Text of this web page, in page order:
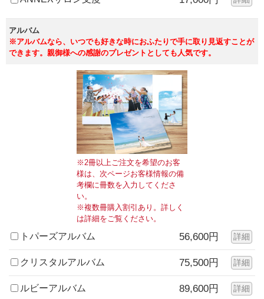
アルバム
※アルバムなら、いつでも好きな時におふたりで手に取り見返すことが
できます。親御様への感謝のプレゼントとしても人気です。
※2冊以上ご注文を希望のお客
様は、次ページお客様情報の備
考欄に冊数を入力してくださ
い。
※複数冊購入割引あり。詳しく
は詳細をご覧ください。
トパーズアルバム 56,600円 詳細
クリスタルアルバム 75,500円 詳細
ルビーアルバム 89,600円 詳細